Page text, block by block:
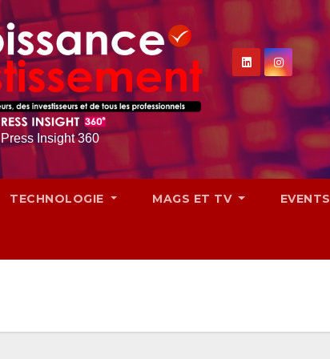
Press Insight 360
TECHNOLOGIE MAGS ET TV EVENTS